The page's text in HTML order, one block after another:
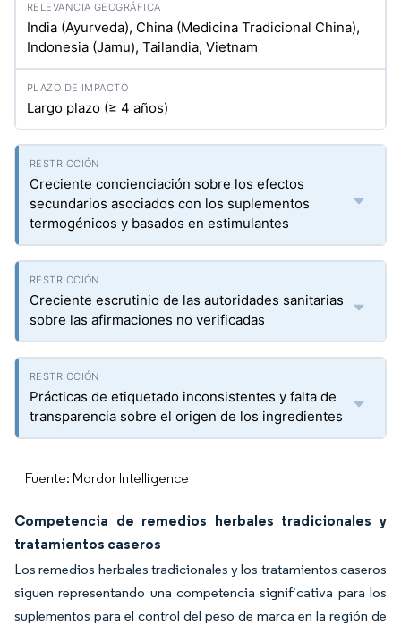
India (Ayurveda), China (Medicina Tradicional China),
Indonesia (Jamu), Tailandia, Vietnam
Largo plazo (≥ 4 años)
Creciente concienciación sobre los efectos
secundarios asociados con los suplementos
termogénicos y basados en estimulantes
Creciente escrutinio de las autoridades sanitarias
sobre las afirmaciones no verificadas
Prácticas de etiquetado inconsistentes y falta de
transparencia sobre el origen de los ingredientes
Fuente: Mordor Intelligence
Competencia de remedios herbales tradicionales y
tratamientos caseros
Los remedios herbales tradicionales y los tratamientos caseros
siguen representando una competencia significativa para los
suplementos para el control del peso de marca en la región de